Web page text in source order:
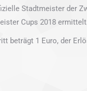
Stadtmeister der
Cups 2018
beträgt 1 Euro, der